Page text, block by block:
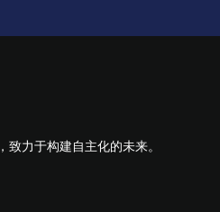
力于构建自主化的未来。